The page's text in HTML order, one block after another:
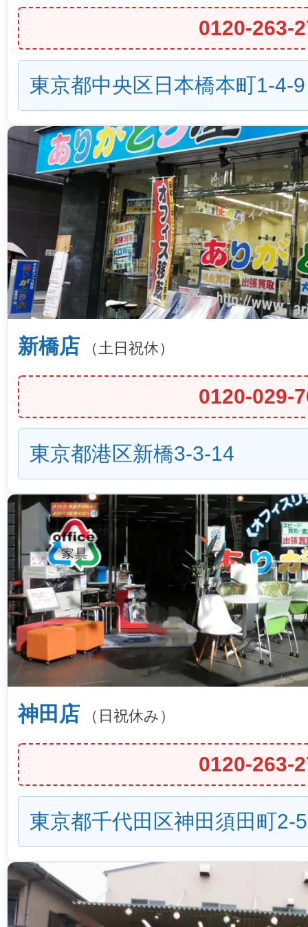
0120-263-
東京都中央区日本橋本町1-4-9
新橋店 （土日祝休）
0120-029-
東京都港区新橋3-3-14
神田店 （日祝休み）
0120-263-
東京都千代田区神田須田町2-